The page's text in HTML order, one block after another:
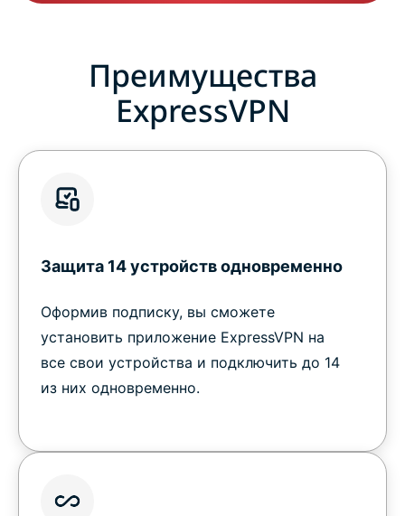
Преимущества
ExpressVPN
Защита 14 устройств одновременно
Оформив подписку, вы сможете
установить приложение ExpressVPN на
все свои устройства и подключить до 14
из них одновременно.